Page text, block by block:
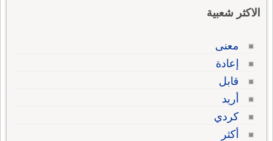
الاكثر شعبية
معنى
إعادة
قابل
أريد
كردي
أكثر